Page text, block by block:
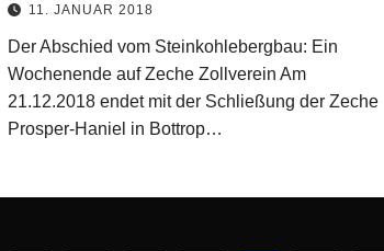
11. JANUAR 2018
Der Abschied vom Steinkohlebergbau: Ein
Wochenende auf Zeche Zollverein Am
21.12.2018 endet mit der Schließung der Zeche
Prosper-Haniel in Bottrop…